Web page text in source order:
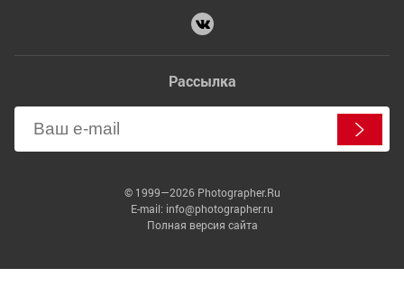
Рассылка
© 1999—2026 Photographer.Ru
E-mail: info@photographer.ru
Полная версия сайта